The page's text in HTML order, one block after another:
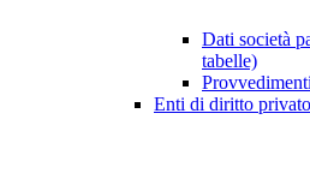
Dati società
tabelle)
Provvedimenti
Enti di diritto